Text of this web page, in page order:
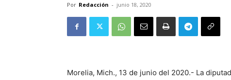
Por Redacción - junio 18, 2020
Morelia, Mich., 13 de junio del 2020.- La